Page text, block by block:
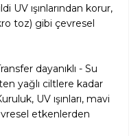
UV ışınlarından korur,
toz) gibi çevresel
dayanıklı - Su
yağlı ciltlere kadar
UV ışınları, mavi
etkenlerden